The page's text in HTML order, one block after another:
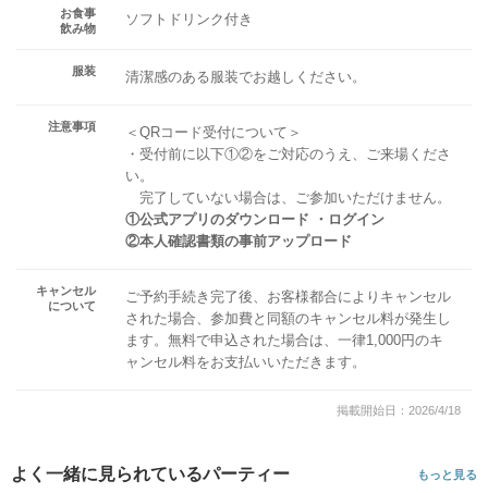
お食事
飲み物
ソフトドリンク付き
服装 清潔感のある服装でお越しください。
注意事項
＜QRコード受付について＞
・受付前に以下①②をご対応のうえ、ご来場くださ
い。
完了していない場合は、ご参加いただけません。
①公式アプリのダウンロード ・ログイン
②本人確認書類の事前アップロード
キャンセル
について
ご予約手続き完了後、お客様都合によりキャンセル
された場合、参加費と同額のキャンセル料が発生し
ます。無料で申込された場合は、一律1,000円のキ
ャンセル料をお支払いいただきます。
掲載開始日：2026/4/18
よく一緒に見られているパーティー もっと見る